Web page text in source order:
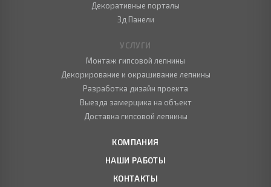
Декоративные порталы
3д Панели
УСЛУГИ
Монтаж гипсовой лепнины
Декорирование и окрашивание лепнины
Разработка дизайн проекта
Выезда замерщика на объект
Доставка гипсовой лепнины
КОМПАНИЯ
НАШИ РАБОТЫ
КОНТАКТЫ